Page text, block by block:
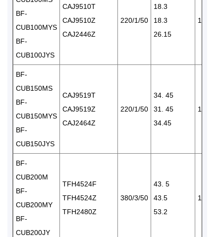
BF-
CUB100MYS
BF-
CUB100JYS
CAJ9510T
CAJ9510Z
CAJ2446Z
220/1/50
18.3
18.3
26.15
1×1590
BF-
CUB150MS
BF-
CUB150MYS
BF-
CUB150JYS
CAJ9519T
CAJ9519Z
CAJ2464Z
220/1/50
34. 45
31. 45
34.45
1×2490
BF-
CUB200M
BF-
CUB200MY
BF-
CUB200JY
TFH4524F
TFH4524Z
TFH2480Z
380/3/50
43. 5
43.5
53.2
1×2490